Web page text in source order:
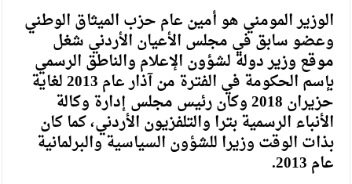
الوزير المومني هو أمين عام حزب الميثاق الوطني
وعضو سابق في مجلس الأعيان الأردني شغل
موقع وزير دولة لشؤون الإعلام والناطق الرسمي
بإسم الحكومة في الفترة من آذار عام 2013 لغاية
حزيران 2018 وكان رئيس مجلس إدارة وكالة
الأنباء الرسمية بترا والتلفزيون الأردني، كما كان
بذات الوقت وزيرا للشؤون السياسية والبرلمانية
عام 2013.